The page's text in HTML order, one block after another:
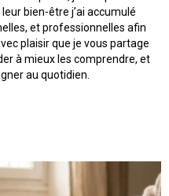
bien-être j’ai accumulé
et professionnelles afin
plaisir que je vous partage
à mieux les comprendre, et
au quotidien.